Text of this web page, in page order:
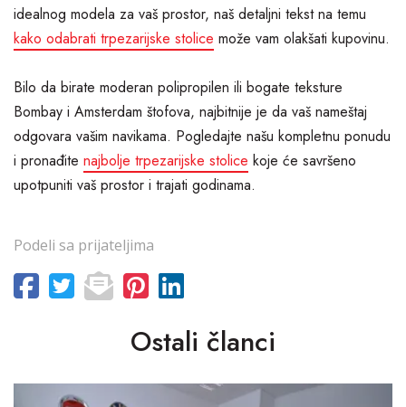
idealnog modela za vaš prostor, naš detaljni tekst na temu
kako odabrati trpezarijske stolice može vam olakšati kupovinu.
Bilo da birate moderan polipropilen ili bogate teksture
Bombay i Amsterdam štofova, najbitnije je da vaš nameštaj
odgovara vašim navikama. Pogledajte našu kompletnu ponudu
i pronađite najbolje trpezarijske stolice koje će savršeno
upotpuniti vaš prostor i trajati godinama.
Podeli sa prijateljima
Ostali članci